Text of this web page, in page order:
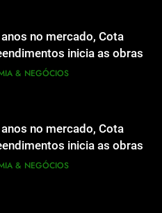
no mercado, Cota
inicia as obras
365 e apresenta uma nova
& NEGÓCIOS
no mercado, Cota
inicia as obras
365 e apresenta uma nova
& NEGÓCIOS